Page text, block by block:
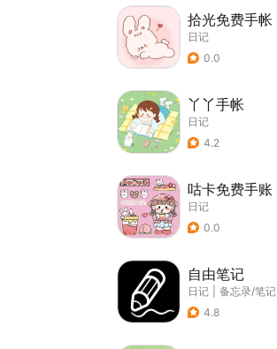
拾光免费手帐
日记
0.0
丫丫手帐
日记
4.2
咕卡免费手账
日记
0.0
自由笔记
日记
备忘录/笔记
4.8